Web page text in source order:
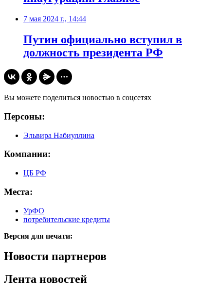
7 мая 2024 г., 14:44
Путин официально вступил в
должность президента РФ
Вы можете поделиться новостью в соцсетях
Персоны:
Эльвира Набиуллина
Компании:
ЦБ РФ
Места:
УрФО
потребительские кредиты
Версия для печати:
Новости партнеров
Лента новостей